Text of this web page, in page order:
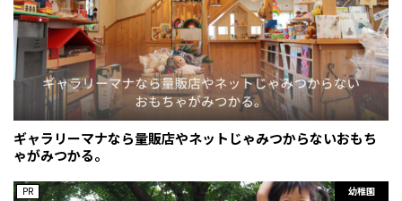
ギャラリーマナなら量販店やネットじゃみつからないおもち
ゃがみつかる。
幼稚園
PR